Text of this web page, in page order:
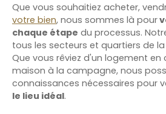
Que vous souhaitiez acheter,
votre bien, nous sommes là pour
chaque étape du processus.
tous les secteurs et quartiers de
Que vous rêviez d'un logement en
maison à la campagne, nous
connaissances nécessaires pour
le lieu idéal.